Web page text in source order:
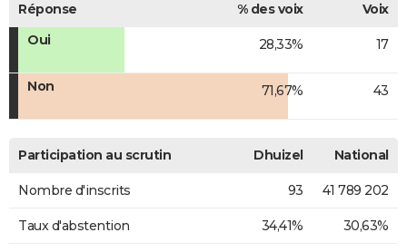
Réponse % des voix
Voix
Oui
28,33% 17
Non 71,67% 43
Participation au scrutin Dhuizel National
Nombre d'inscrits 93 41 789 202
Taux d'abstention 34,41% 30,63%